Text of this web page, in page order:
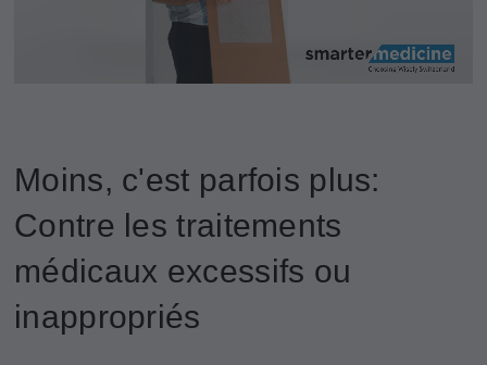
Moins, c'est parfois plus:
Contre les traitements
médicaux excessifs ou
inappropriés